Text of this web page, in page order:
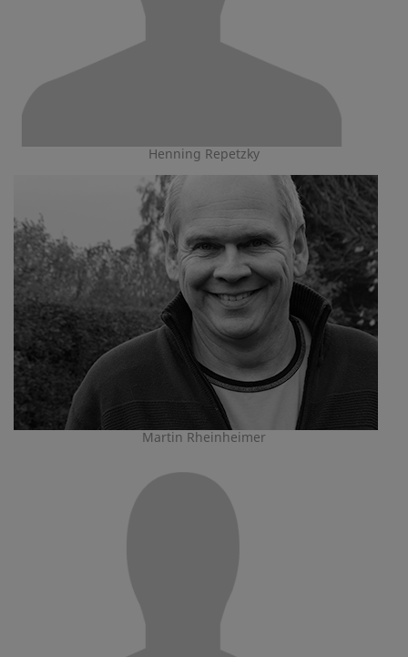
Henning Repetzky
Martin Rheinheimer